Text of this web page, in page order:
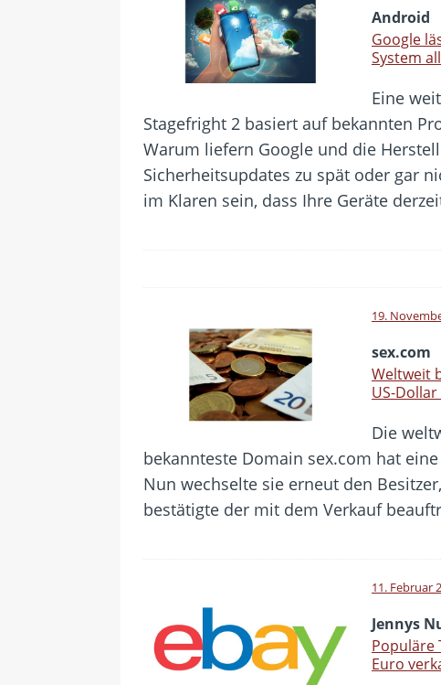
Android
Google
System
Eine
Stagefright 2 basiert auf bekannten
Warum liefern Google und die
Sicherheitsupdates zu spät oder gar
im Klaren sein, dass Ihre Geräte
19.
sex.com
Weltweit
US-
Die
bekannteste Domain sex.com hat
Nun wechselte sie erneut den
bestätigte der mit dem Verkauf
11. Februar
Jennys
Populäre
Euro